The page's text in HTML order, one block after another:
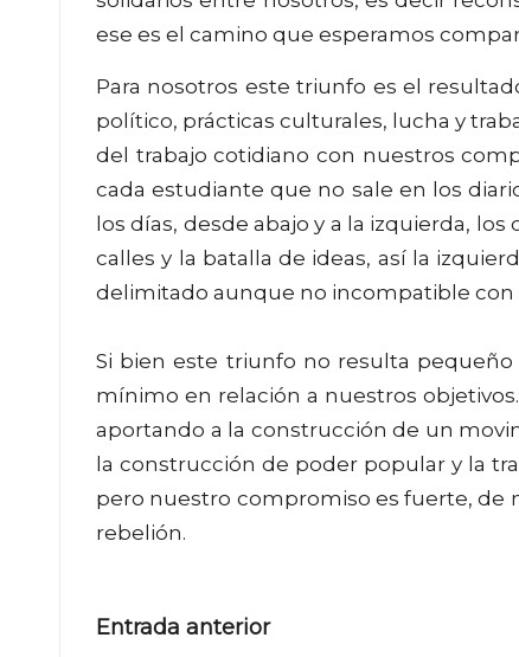
ese es el camino que esperamos
Para nosotros este triunfo es el
político, prácticas culturales, lucha y
del trabajo cotidiano con nuestros
cada estudiante que no sale en los
los días, desde abajo y a la izquierda,
calles y la batalla de ideas, así la
delimitado aunque no incompatible con
Si bien este triunfo no resulta
mínimo en relación a nuestros
aportando a la construcción de un
la construcción de poder popular y la
pero nuestro compromiso es fuerte, de
rebelión.
Navegación
Entrada anterior